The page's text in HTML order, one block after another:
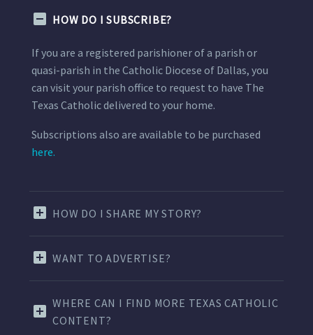
HOW DO I SUBSCRIBE?
If you are a registered parishioner of a parish or
quasi-parish in the Catholic Diocese of Dallas, you
can visit your parish office to request to have The
Texas Catholic delivered to your home.
Subscriptions also are available to be purchased
here.
HOW DO I SHARE MY STORY?
WANT TO ADVERTISE?
WHERE CAN I FIND MORE TEXAS CATHOLIC
CONTENT?